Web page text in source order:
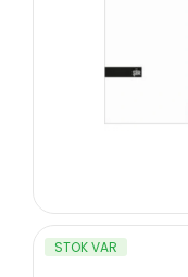
STOK VAR